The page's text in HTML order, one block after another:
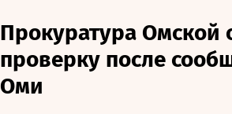
Прокуратура Омской
проверку после
Оми